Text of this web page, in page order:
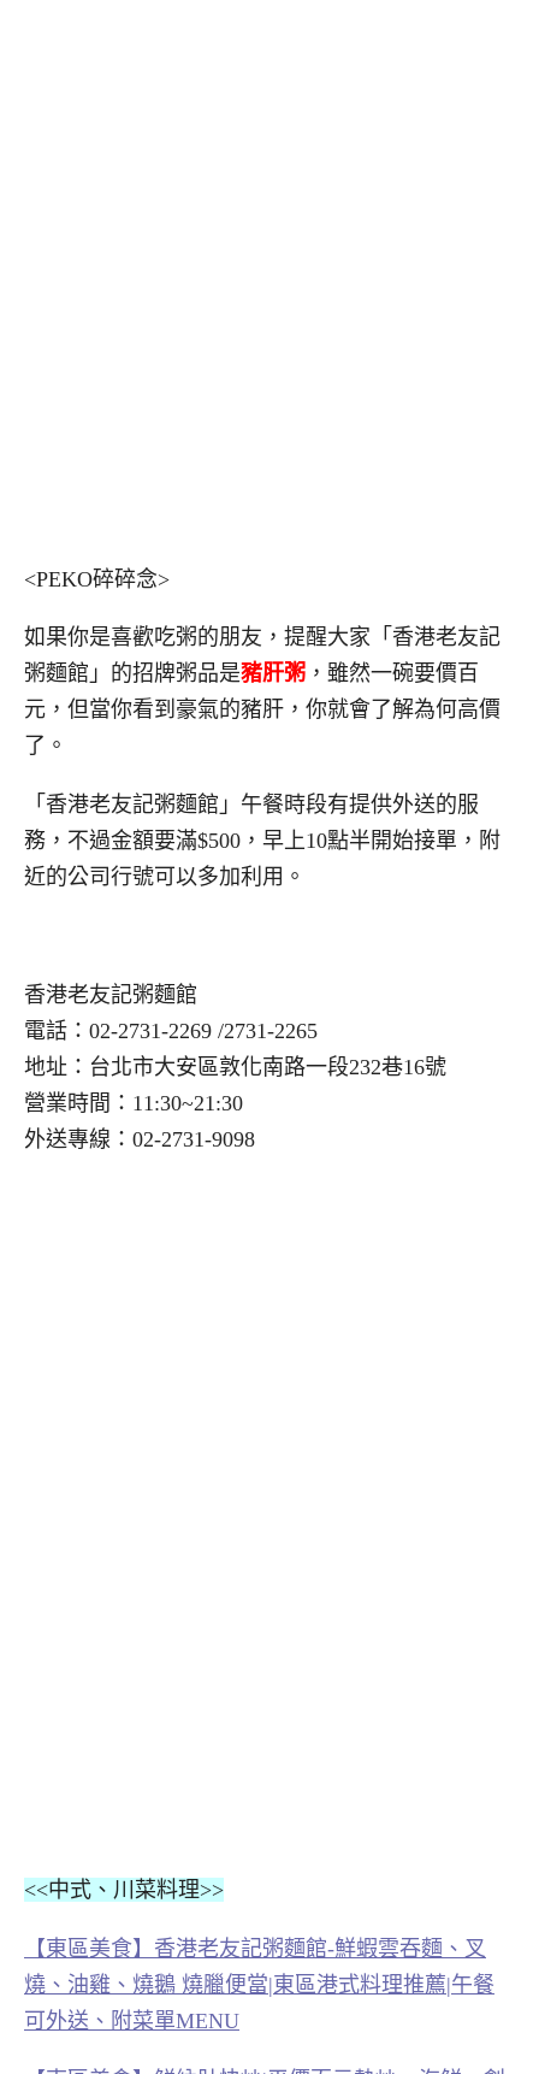
<PEKO碎碎念>
如果你是喜歡吃粥的朋友，提醒大家「香港老友記
粥麵館」的招牌粥品是豬肝粥 ，雖然一碗要價百
元，但當你看到豪氣的豬肝，你就會了解為何高價
了。
「香港老友記粥麵館」午餐時段有提供外送的服
務，不過金額要滿$500，早上10點半開始接單，附
近的公司行號可以多加利用。
香港老友記粥麵館
電話：02-2731-2269 /2731-2265
地址：台北市大安區敦化南路一段232巷16號
營業時間：11:30~21:30
外送專線：02-2731-9098
<<中式、川菜料理>>
【東區美食】香港老友記粥麵館-鮮蝦雲吞麵、叉
燒、油雞、燒鵝 燒臘便當|東區港式料理推薦|午餐
可外送、附菜單MENU